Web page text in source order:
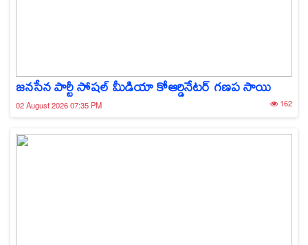
జనసేన పార్టీ సోషల్ మీడియా కోఆర్డినేటర్ గణప సాయి
02 August 2026 07:35 PM 162